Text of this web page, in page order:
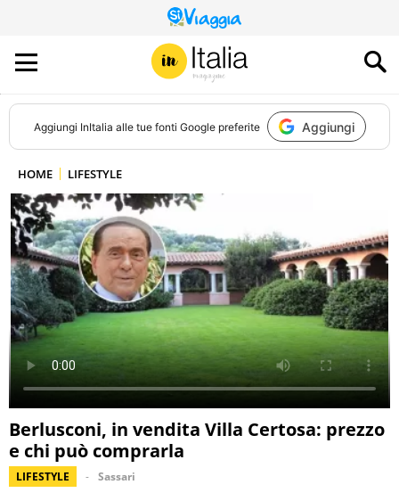
QUESTO
SITO
CONTRIBUISCE
ALL’AUDIENCE
DI
Aggiungi InItalia alle tue fonti Google preferite Aggiungi
HOME LIFESTYLE
Berlusconi, in vendita Villa Certosa: prezzo
e chi può comprarla
LIFESTYLE Sassari